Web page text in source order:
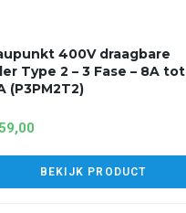
400V draagbare
Type 2 – 3 Fase – 8A tot
(P3PM2T2)
BEKIJK PRODUCT